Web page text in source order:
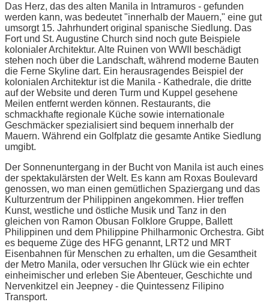
Das Herz, das des alten Manila in Intramuros - gefunden
werden kann, was bedeutet "innerhalb der Mauern," eine gut
umsorgt 15. Jahrhundert original spanische Siedlung. Das
Fort und St. Augustine Church sind noch gute Beispiele
kolonialer Architektur. Alte Ruinen von WWII beschädigt
stehen noch über die Landschaft, während moderne Bauten
die Ferne Skyline dart. Ein herausragendes Beispiel der
kolonialen Architektur ist die Manila - Kathedrale, die dritte
auf der Website und deren Turm und Kuppel gesehene
Meilen entfernt werden können. Restaurants, die
schmackhafte regionale Küche sowie internationale
Geschmäcker spezialisiert sind bequem innerhalb der
Mauern. Während ein Golfplatz die gesamte Antike Siedlung
umgibt.
Der Sonnenuntergang in der Bucht von Manila ist auch eines
der spektakulärsten der Welt. Es kann am Roxas Boulevard
genossen, wo man einen gemütlichen Spaziergang und das
Kulturzentrum der Philippinen angekommen. Hier treffen
Kunst, westliche und östliche Musik und Tanz in den
gleichen von Ramon Obusan Folklore Gruppe, Ballett
Philippinen und dem Philippine Philharmonic Orchestra. Gibt
es bequeme Züge des HFG genannt, LRT2 und MRT
Eisenbahnen für Menschen zu erhalten, um die Gesamtheit
der Metro Manila, oder versuchen Ihr Glück wie ein echter
einheimischer und erleben Sie Abenteuer, Geschichte und
Nervenkitzel ein Jeepney - die Quintessenz Filipino
Transport.